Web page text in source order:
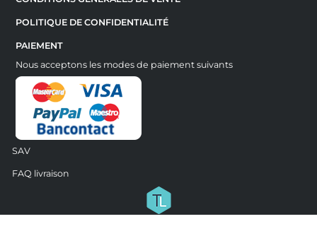
POLITIQUE DE CONFIDENTIALITÉ
PAIEMENT
Nous acceptons les modes de paiement suivants
SAV
FAQ livraison